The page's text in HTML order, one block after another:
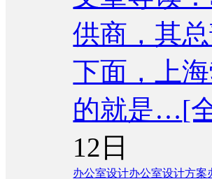
供商，其
下面，上
的就是…[
12日
办公室设计办公室设计方案